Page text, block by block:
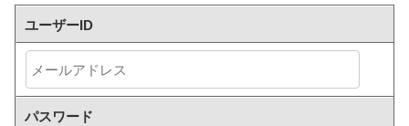
ユーザーID
パスワード